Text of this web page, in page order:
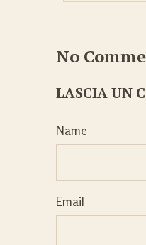
No
LASCIA UN
Name
Email